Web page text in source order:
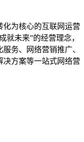
为核心的互联网运营
就未来”的经营理念，
务、网络营销推广、
决方案等一站式网络营